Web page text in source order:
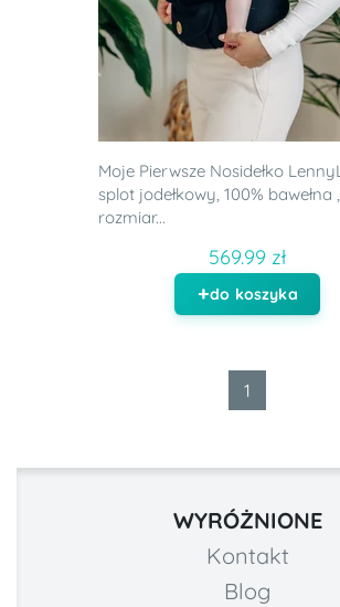
Moje Pierwsze Nosidełko
splot jodełkowy, 100% bawełna ,
rozmiar...
569.99 zł
do koszyka
1
WYRÓŻNIONE
Kontakt
Blog